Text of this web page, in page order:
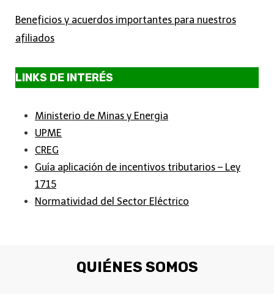
Beneficios y acuerdos importantes para nuestros
afiliados
LINKS DE INTERÉS
Ministerio de Minas y Energia
UPME
CREG
Guía aplicación de incentivos tributarios – Ley
1715
Normatividad del Sector Eléctrico
QUIÉNES SOMOS